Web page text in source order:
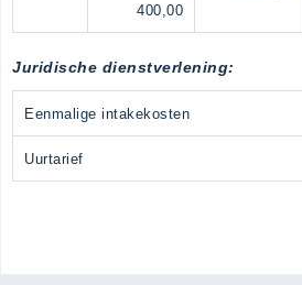
400,00
Juridische dienstverlening:
Eenmalige intakekosten
Uurtarief